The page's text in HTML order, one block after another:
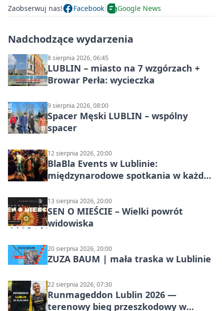
Zaobserwuj nas! Facebook Google News
Nadchodzące wydarzenia
8 sierpnia 2026, 06:45
LUBLIN – miasto na 7 wzgórzach +
Browar Perła: wycieczka
9 sierpnia 2026, 08:00
Spacer Męski LUBLIN – wspólny
spacer
12 sierpnia 2026, 20:00
BlaBla Events w Lublinie:
międzynarodowe spotkania w każdą
13 sierpnia 2026, 20:00
SEN O MIEŚCIE – Wielki powrót
widowiska
20 sierpnia 2026, 20:00
ZUZA BAUM | mała traska w Lublinie
22 sierpnia 2026, 07:30
Runmageddon Lublin 2026 —
terenowy bieg przeszkodowy w